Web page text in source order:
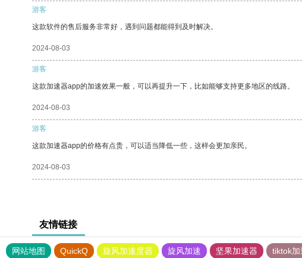
游客
这款软件的售后服务非常好，遇到问题都能得到及时解决。
2024-08-03
游客
这款加速器app的加速效果一般，可以再提升一下，比如能够支持更多地区的线路。
2024-08-03
游客
这款加速器app的价格有点贵，可以适当降低一些，这样会更加亲民。
2024-08-03
友情链接
网站地图 QuickQ 旋风加速度器 旋风加速 坚果加速器 tiktok加